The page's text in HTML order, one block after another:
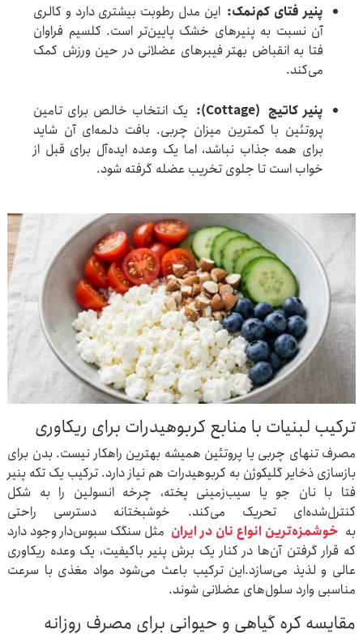
پنیر فتای کم‌نمک: این مدل رطوبت بیشتری دارد و کالری
آن نسبت به پنیرهای خشک پایین‌تر است. کلسیم فراوان
فتا به انقباض بهتر فیبرهای عضلانی در حین ورزش کمک
می‌کند.
پنیر کاتیج (Cottage):
یک انتخاب خالص برای تامین
پروتئین با کمترین میزان چربی. بافت دلمه‌ای آن شاید
برای همه جذاب نباشد، اما یک وعده ایده‌آل برای قبل از
خواب است تا جلوی تخریب عضله گرفته شود.
ترکیب لبنیات با منابع کربوهیدرات برای ریکاوری
مصرف تنهای چربی یا پروتئین همیشه بهترین راهکار نیست. بدن برای
بازسازی ذخایر گلیکوژن به کربوهیدرات هم نیاز دارد. ترکیب یک تکه پنیر
فتا با نان جو یا سیب‌زمینی پخته، چرخه انسولین را به شکل
کنترل‌شده‌ای تحریک می‌کند. خوشبختانه دسترسی راحتی
به خوشمزه‌ترین انواع نان در ایران مثل سنگک سبوس‌دار وجود دارد
که قرار گرفتن آن‌ها در کنار یک برش پنیر باکیفیت، یک وعده ریکاوری
عالی و لذیذ می‌سازد.این ترکیب باعث می‌شود مواد مغذی با سرعت
مناسبی وارد سلول‌های عضلانی شوند.
مقایسه کره گیاهی و حیوانی برای مصرف روزانه